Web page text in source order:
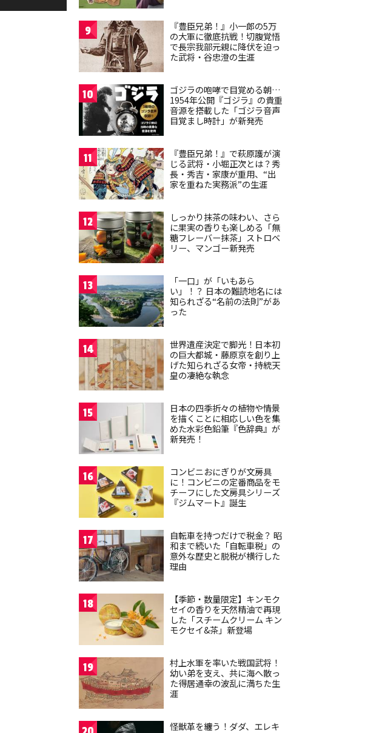
9
『豊臣兄弟！』小一郎の5万
の大軍に徹底抗戦！切腹覚悟
で長宗我部元親に降伏を迫っ
た武将・谷忠澄の生涯
10
ゴジラの咆哮で目覚める朝…
1954年公開『ゴジラ』の貴重
音源を搭載した「ゴジラ音声
目覚まし時計」が新発売
11
『豊臣兄弟！』で萩原護が演
じる武将・小堀正次とは？秀
長・秀吉・家康が重用、“出
家を重ねた実務派”の生涯
12
しっかり抹茶の味わい、さら
に果実の香りも楽しめる「無
糖フレーバー抹茶」ストロベ
リー、マンゴー新発売
13
「一口」が「いもあら
い」！？ 日本の難読地名には
知られざる“名前の法則”があ
った
14
世界遺産決定で脚光！日本初
の巨大都城・藤原京を創り上
げた知られざる女帝・持統天
皇の凄絶な執念
15
日本の四季折々の植物や情景
を描くことに相応しい色を集
めた水彩色鉛筆『色辞典』が
新発売！
16
コンビニおにぎりが文房具
に！コンビニの定番商品をモ
チーフにした文房具シリーズ
『ジムマート』誕生
17
自転車を持つだけで税金？ 昭
和まで続いた「自転車税」の
意外な歴史と脱税が横行した
理由
18
【季節・数量限定】キンモク
セイの香りを天然精油で再現
した「スチームクリーム キン
モクセイ&茶」新登場
19
村上水軍を率いた戦国武将！
幼い弟を支え、共に海へ散っ
た得居通幸の波乱に満ちた生
涯
怪獣革を纏う！ダダ、エレキ